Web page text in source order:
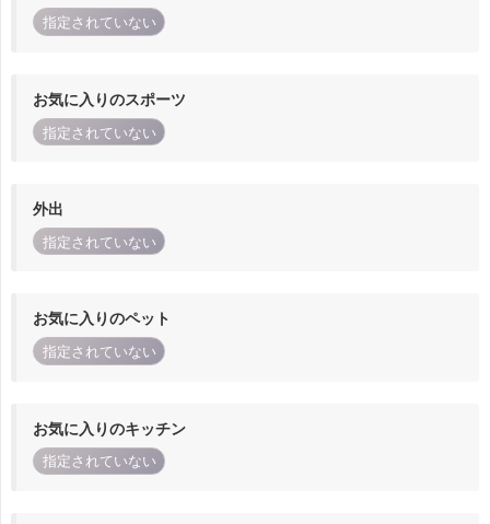
指定されていない
お気に入りのスポーツ
指定されていない
外出
指定されていない
お気に入りのペット
指定されていない
お気に入りのキッチン
指定されていない